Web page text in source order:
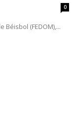
0
(FEDOM),...